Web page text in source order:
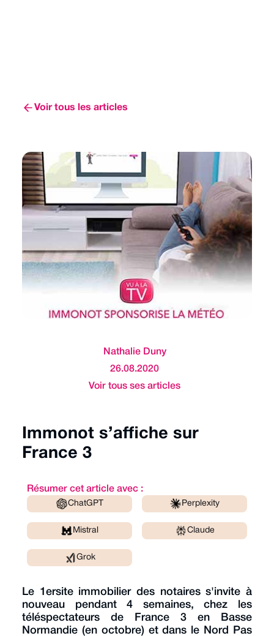
Voir tous les articles
Nathalie Duny
26.08.2020
Voir tous ses articles
Immonot s’affiche sur
France 3
Résumer cet article avec :
ChatGPT Perplexity
Mistral Claude
Grok
Le 1ersite immobilier des notaires s'invite à
nouveau pendant 4 semaines, chez les
téléspectateurs de France 3 en Basse
Normandie (en octobre) et dans le Nord Pas